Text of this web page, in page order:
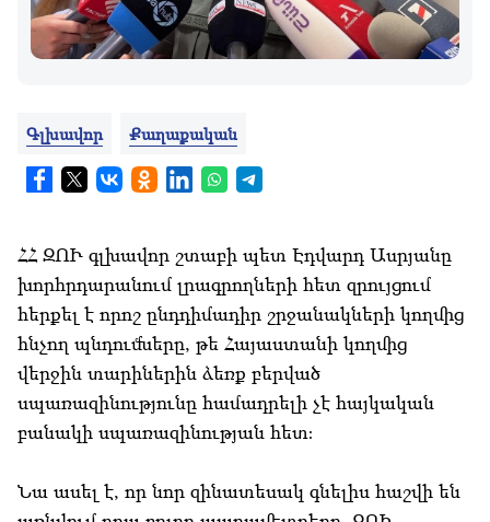
Գլխավոր Քաղաքական
ՀՀ ԶՈՒ գլխավոր շտաբի պետ Էդվարդ Ասրյանը
խորհրդարանում լրագրողների հետ զրույցում
հերքել է որոշ ընդդիմադիր շրջանակների կողմից
հնչող պնդումները, թե Հայաստանի կողմից
վերջին տարիներին ձեռք բերված
սպառազինությունը համադրելի չէ հայկական
բանակի սպառազինության հետ։
Նա ասել է, որ նոր զինատեսակ գնելիս հաշվի են